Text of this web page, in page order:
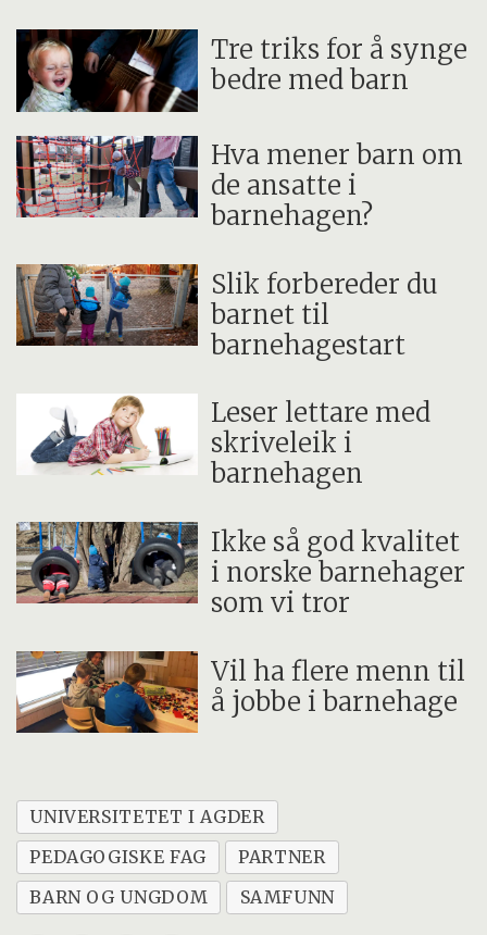
Tre triks for å synge
bedre med barn
Hva mener barn om
de ansatte i
barnehagen?
Slik forbereder du
barnet til
barnehagestart
Leser lettare med
skriveleik i
barnehagen
Ikke så god kvalitet
i norske barnehager
som vi tror
Vil ha flere menn til
å jobbe i barnehage
UNIVERSITETET I AGDER
PEDAGOGISKE FAG
PARTNER
BARN OG UNGDOM
SAMFUNN